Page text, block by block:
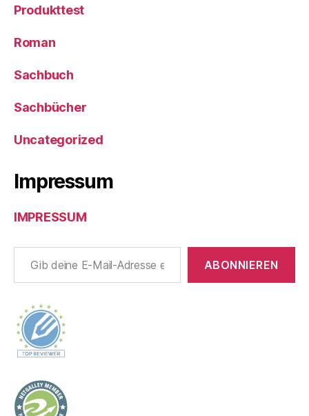
Produkttest
Roman
Sachbuch
Sachbücher
Uncategorized
Impressum
IMPRESSUM
Gib deine E-Mail-Adresse ein ...
ABONNIEREN